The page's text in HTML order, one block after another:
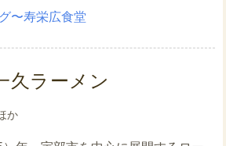
〜寿栄広食堂
久ラーメン
か